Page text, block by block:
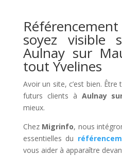
soyez visible
Aulnay sur
tout Yvelines
Avoir un site, c’est bien.
futurs clients à Aulnay
mieux.
Chez Migrinfo, nous
essentielles du
vous aider à apparaître